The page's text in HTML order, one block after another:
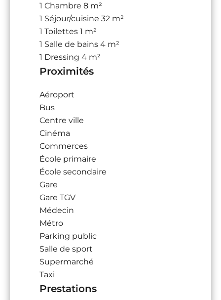
1 Chambre 8 m²
1 Séjour/cuisine 32 m²
1 Toilettes 1 m²
1 Salle de bains 4 m²
1 Dressing 4 m²
Proximités
Aéroport
Bus
Centre ville
Cinéma
Commerces
École primaire
École secondaire
Gare
Gare TGV
Médecin
Métro
Parking public
Salle de sport
Supermarché
Taxi
Prestations